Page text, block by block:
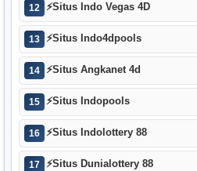
12 ⚡Situs Indo Vegas 4D
13 ⚡Situs Indo4dpools
14 ⚡Situs Angkanet 4d
15 ⚡Situs Indopools
16 ⚡Situs Indolottery 88
17 ⚡Situs Dunialottery 88